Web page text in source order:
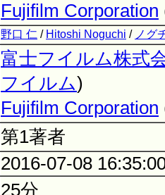
Fujifilm Corporation
野口 仁 / Hitoshi Noguchi / ノグ
富士フイルム株式
フイルム)
Fujifilm Corporation
第1著者
2016-07-08
25分